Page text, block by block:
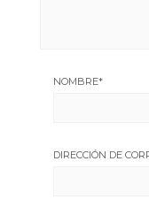
NOMBRE*
DIRECCIÓN DE